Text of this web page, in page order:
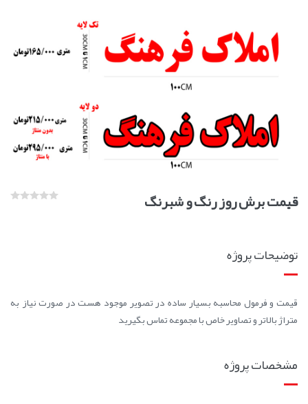
قیمت برش روز رنگ و شبرنگ
توضیحات پروژه
قیمت و فرمول محاسبه بسیار ساده در تصویر موجود هست در صورت نیاز به
متراژ بالاتر و تصاویر خاص با مجموعه تماس بگیرید
مشخصات پروژه